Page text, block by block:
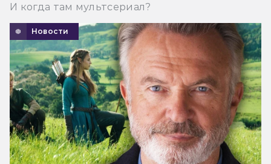
И когда там мультсериал?
Новости